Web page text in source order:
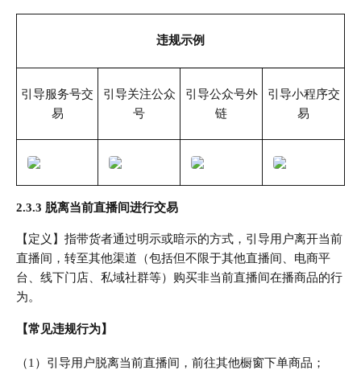
违规示例
引导服务号交
易
引导关注公众
号
引导公众号外
链
引导小程序交
易
2.3.3 脱离当前直播间进行交易
【定义】指带货者通过明示或暗示的方式，引导用户离开当前
直播间，转至其他渠道（包括但不限于其他直播间、电商平
台、线下门店、私域社群等）购买非当前直播间在播商品的行
为。
【常见违规行为】
（1）引导用户脱离当前直播间，前往其他橱窗下单商品；